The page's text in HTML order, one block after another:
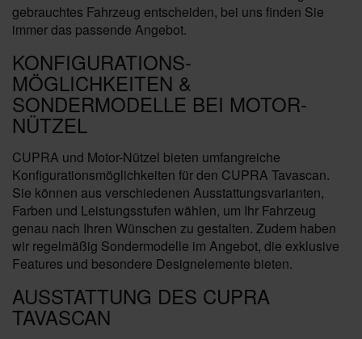
gebrauchtes Fahrzeug entscheiden, bei uns finden Sie
immer das passende Angebot.
KONFIGURATIONS-
MÖGLICHKEITEN &
SONDERMODELLE BEI MOTOR-
NÜTZEL
CUPRA und Motor-Nützel bieten umfangreiche
Konfigurationsmöglichkeiten für den CUPRA Tavascan.
Sie können aus verschiedenen Ausstattungsvarianten,
Farben und Leistungsstufen wählen, um Ihr Fahrzeug
genau nach Ihren Wünschen zu gestalten. Zudem haben
wir regelmäßig Sondermodelle im Angebot, die exklusive
Features und besondere Designelemente bieten.
AUSSTATTUNG DES CUPRA
TAVASCAN